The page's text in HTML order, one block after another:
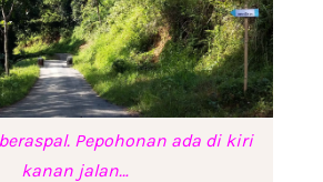
Pepohonan ada di kiri
kanan jalan…